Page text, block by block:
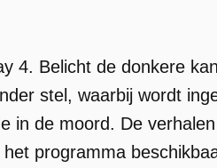
4. Belicht de donkere
stel, waarbij wordt
in de moord. De
programma